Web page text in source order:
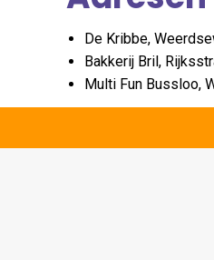
De Kribbe,
Bakkerij Bril,
Multi Fun Bussloo,